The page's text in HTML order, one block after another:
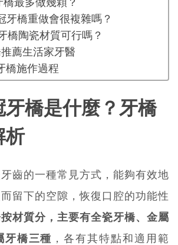
牙橋重做會很複雜嗎？
橋陶瓷材質可行嗎？
薦生活家牙醫
橋施作過程
牙橋是什麼？牙橋
析
齒的一種常見方式，能夠有效地
留下的空隙，恢復口腔的功能性
材質分，主要有全瓷牙橋、金屬
牙橋三種 ，各有其特點和適用範